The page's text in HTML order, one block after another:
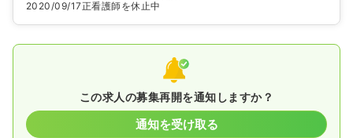
2020/09/17正看護師を休止中
この求人の募集再開を通知しますか？
通知を受け取る